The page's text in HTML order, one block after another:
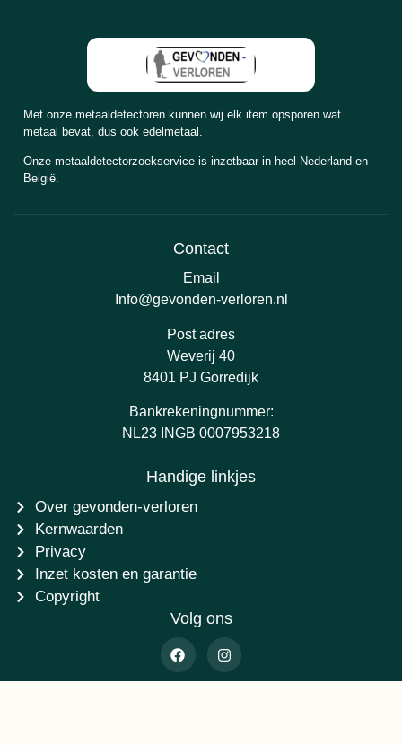
Met onze metaaldetectoren kunnen wij elk item opsporen wat
metaal bevat, dus ook edelmetaal.
Onze metaaldetectorzoekservice is inzetbaar in heel Nederland en
België.
Contact
Email
Info@gevonden-verloren.nl
Post adres
Weverij 40
8401 PJ Gorredijk
Bankrekeningnummer:
NL23 INGB 0007953218
Handige linkjes
Over gevonden-verloren
Kernwaarden
Privacy
Inzet kosten en garantie
Copyright
Volg ons